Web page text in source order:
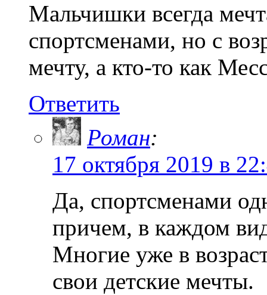
Мальчишки всегда
спортсменами, но с
мечту, а кто-то как
Ответить
Роман:
17 октября 2019 в
Да, спортсменами
причем, в каждом
Многие уже в
свои детские мечты.